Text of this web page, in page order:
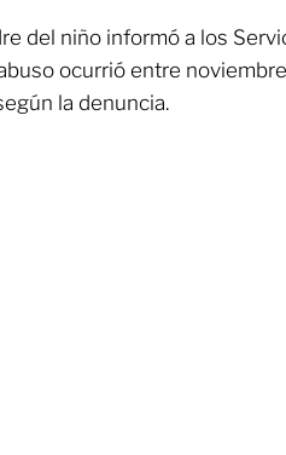
del niño informó a los
ocurrió entre
la denuncia.